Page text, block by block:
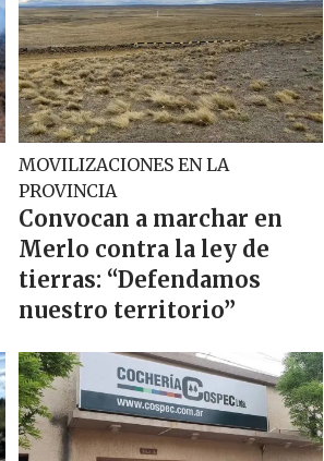
MOVILIZACIONES EN LA
PROVINCIA
Convocan a marchar en
Merlo contra la ley de
tierras: “Defendamos
nuestro territorio”